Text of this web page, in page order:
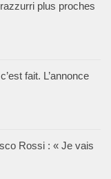
plus proches
fait. L’annonce
Rossi : « Je vais